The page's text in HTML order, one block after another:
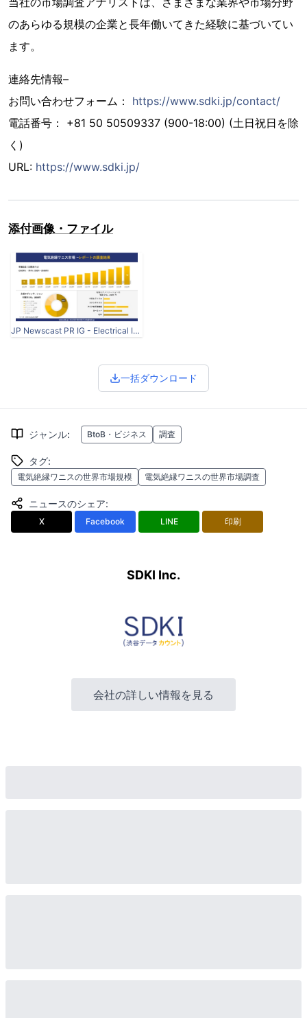
のあらゆる規模の企業と長年働いてきた経験に基づいてい
ます。
連絡先情報–
お問い合わせフォーム： https://www.sdki.jp/contact/
電話番号： +81 50 50509337 (900-18:00) (土日祝日を除
く)
URL: https://www.sdki.jp/
添付画像・ファイル
JP Newscast PR IG - Electrical Insulating Varnish Market.jpg
一括ダウンロード
ジャンル: BtoB・ビジネス 調査
タグ:
電気絶縁ワニスの世界市場規模 電気絶縁ワニスの世界市場調査
ニュースのシェア:
X Facebook LINE 印刷
SDKI Inc.
会社の詳しい情報を見る